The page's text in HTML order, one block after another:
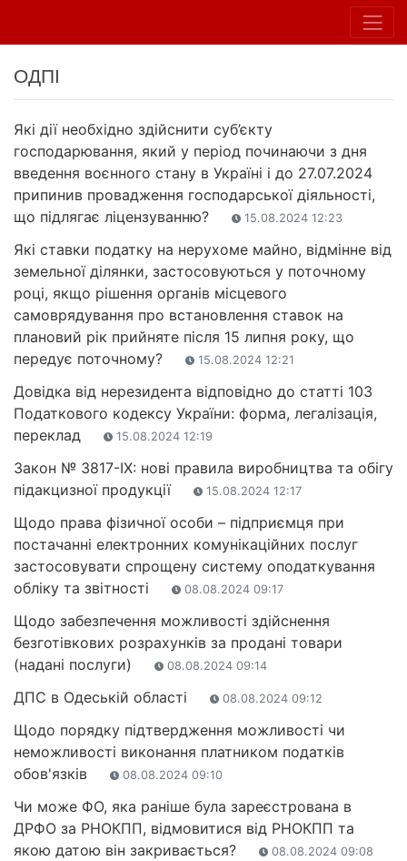
ОДПІ
Які дії необхідно здійснити суб’єкту
господарювання, який у період починаючи з дня
введення воєнного стану в Україні і до 27.07.2024
припинив провадження господарської діяльності,
що підлягає ліцензуванню?
15.08.2024 12:23
Які ставки податку на нерухоме майно, відмінне від
земельної ділянки, застосовуються у поточному
році, якщо рішення органів місцевого
самоврядування про встановлення ставок на
плановий рік прийняте після 15 липня року, що
передує поточному?
15.08.2024 12:21
Довідка від нерезидента відповідно до статті 103
Податкового кодексу України: форма, легалізація,
переклад
15.08.2024 12:19
Закон № 3817-IX: нові правила виробництва та обігу
підакцизної продукції
15.08.2024 12:17
Щодо права фізичної особи – підприємця при
постачанні електронних комунікаційних послуг
застосовувати спрощену систему оподаткування
обліку та звітності
08.08.2024 09:17
Щодо забезпечення можливості здійснення
безготівкових розрахунків за продані товари
(надані послуги)
08.08.2024 09:14
ДПС в Одеській області 08.08.2024 09:12
Щодо порядку підтвердження можливості чи
неможливості виконання платником податків
обов'язків
08.08.2024 09:10
Чи може ФО, яка раніше була зареєстрована в
ДРФО за РНОКПП, відмовитися від РНОКПП та
якою датою він закривається?
08.08.2024 09:08